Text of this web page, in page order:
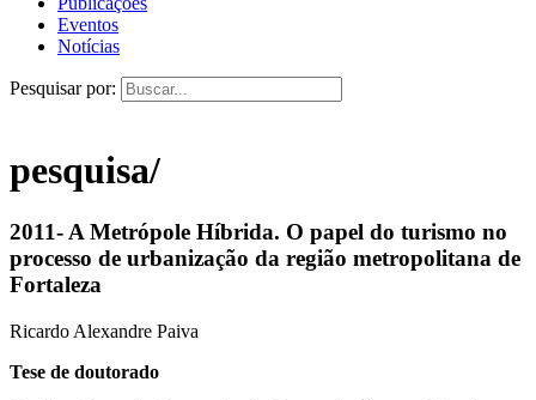
Eventos
Notícias
Pesquisar por:
pesquisa/
2011- A Metrópole Híbrida. O papel do turismo no
processo de urbanização da região metropolitana de
Fortaleza
Ricardo Alexandre Paiva
Tese de doutorado